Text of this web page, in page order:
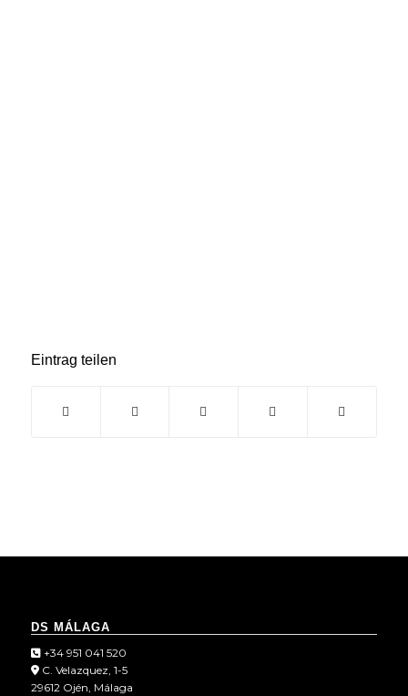
Eintrag teilen
DS MÁLAGA
+34 951 041 520
C. Velazquez, 1-5
29612 Ojén, Málaga